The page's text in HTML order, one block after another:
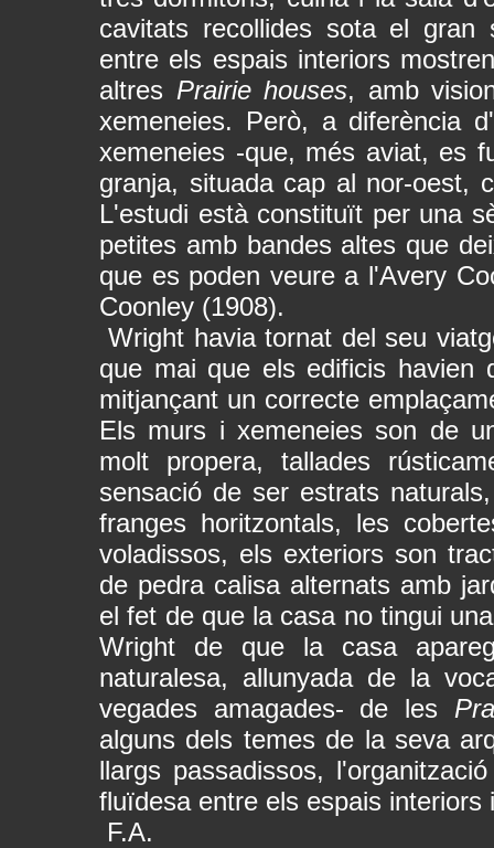
cavitats recollides sota el gran
entre els espais interiors
altres Prairie houses, amb
xemeneies. Però, a diferència
xemeneies -que, més aviat, es
granja, situada cap al nor-oest,
L'estudi està constituït per una
petites amb bandes altes que
que es poden veure a l'Avery
Coonley (1908).
Wright havia tornat del seu
que mai que els edificis havien
mitjançant un correcte
Els murs i xemeneies son de
molt propera, tallades
sensació de ser estrats
franges horitzontals, les
voladissos, els exteriors son
de pedra calisa alternats amb
el fet de que la casa no tingui
Wright de que la casa
naturalesa, allunyada de la
vegades amagades- de les
alguns dels temes de la seva
llargs passadissos,
fluïdesa entre els espais interiors
F.A.